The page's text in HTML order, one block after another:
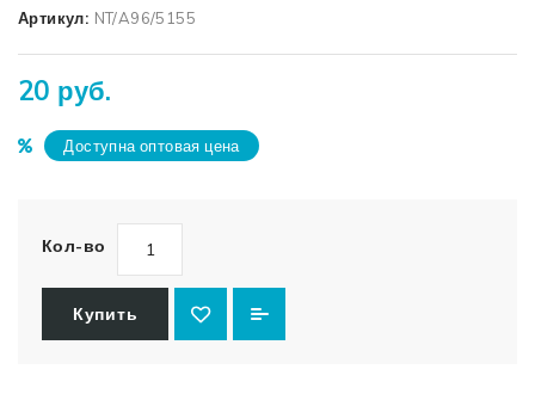
Артикул: NT/A96/5155
20 руб.
Доступна оптовая цена
Кол-во
Купить